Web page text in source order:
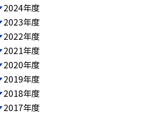
2024年度
2023年度
2022年度
2021年度
2020年度
2019年度
2018年度
2017年度